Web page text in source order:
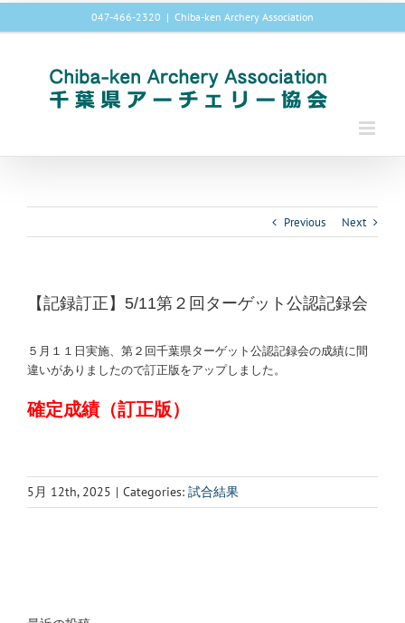
047-466-2320 | Chiba-ken Archery Association
Previous Next
【記録訂正】5/11第２回ターゲット公認記録会
５月１１日実施、第２回千葉県ターゲット公認記録会の成績に間
違いがありましたので訂正版をアップしました。
確定成績（訂正版）
5月 12th, 2025 | Categories: 試合結果